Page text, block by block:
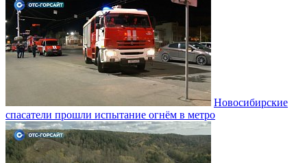
Новосибирские
спасатели прошли испытание огнём в метро